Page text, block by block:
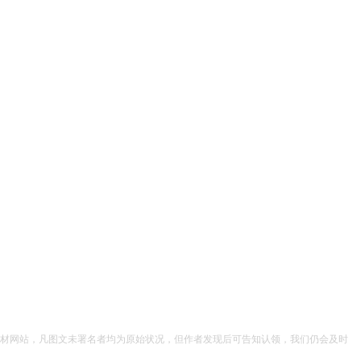
站，凡图文未署名者均为原始状况，但作者发现后可告知认领，我们仍会及时